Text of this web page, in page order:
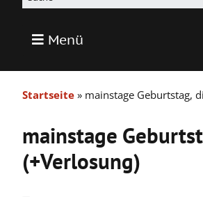
Menü
Startseite » mainstage Geburtstag,
mainstage
(+Verlosung)